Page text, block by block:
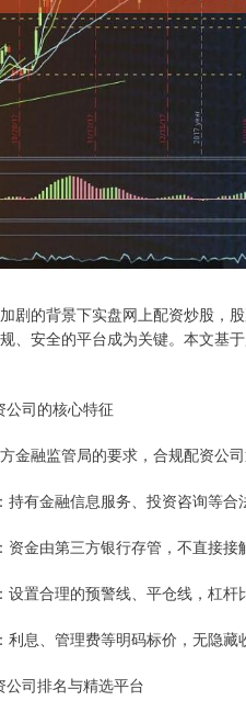
剧的背景下实盘网上配资炒股，
、安全的平台成为关键。本文基
司的核心特征
金融监管局的要求，合规配资公
持有金融信息服务、投资咨询等合
资金由第三方银行存管，不直接接
设置合理的预警线、平仓线，杠杆
利息、管理费等明码标价，无隐藏
司排名与精选平台